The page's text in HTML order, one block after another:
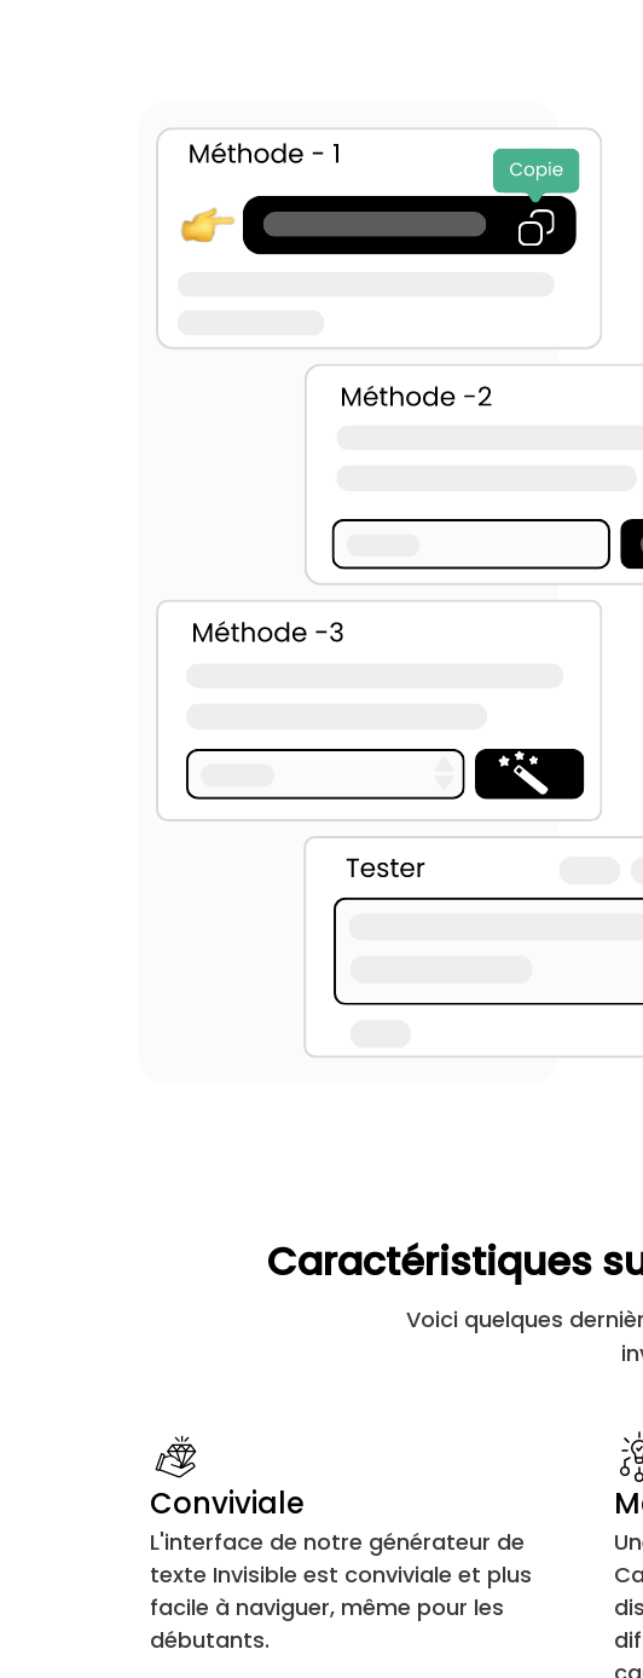
U+25A0
U+0009
U+000C
U+2060
U+00AD
U+200D
U+200E
U+200F
Caractéristiques
Voici quelques
Conviviale
L'interface de notre générateur de
texte Invisible est conviviale et plus
facile à naviguer, même pour les
débutants.